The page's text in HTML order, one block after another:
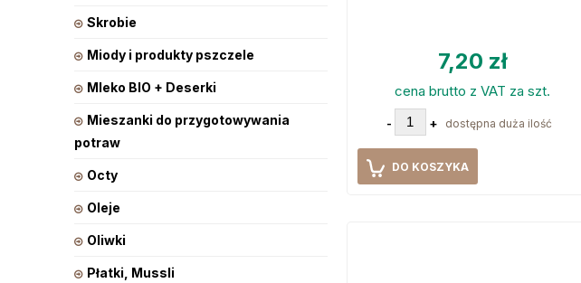
Skrobie
Miody i produkty pszczele
Mleko BIO + Deserki
Mieszanki do przygotowywania
potraw
Octy
Oleje
Oliwki
Płatki, Mussli
7,20 zł
cena brutto z VAT za szt.
- + dostępna duża ilość
DO KOSZYKA